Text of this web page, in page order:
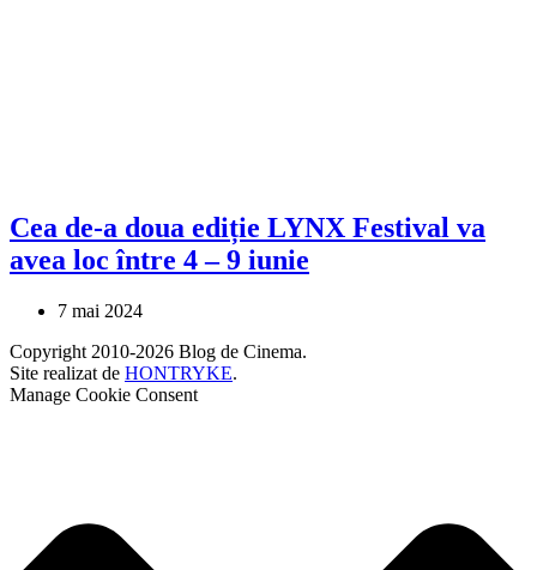
Cea de-a doua ediție LYNX Festival va
avea loc între 4 – 9 iunie
7 mai 2024
Copyright 2010-2026 Blog de Cinema.
Site realizat de HONTRYKE.
Manage Cookie Consent